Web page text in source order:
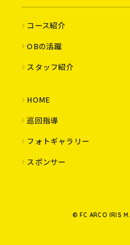
コース紹介
OBの活躍
スタッフ紹介
HOME
巡回指導
フォトギャラリー
スポンサー
© FC ARCO IRIS